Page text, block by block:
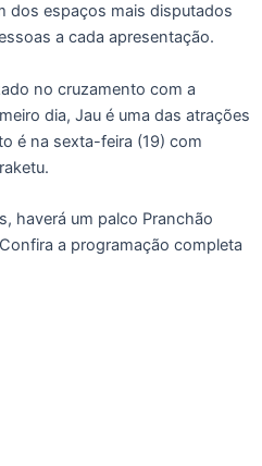
dos espaços mais disputados
a cada apresentação.
no cruzamento com a
dia, Jau é uma das atrações
é na sexta-feira (19) com
haverá um palco Pranchão
a programação completa